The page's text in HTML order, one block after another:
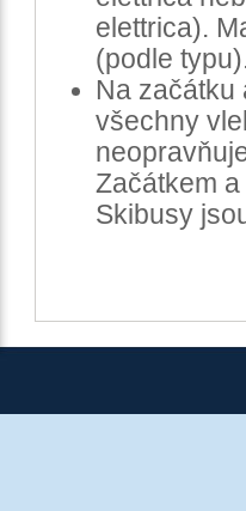
elettrica).
(podle
Na začátku
všechny
Začátkem
Skibusy